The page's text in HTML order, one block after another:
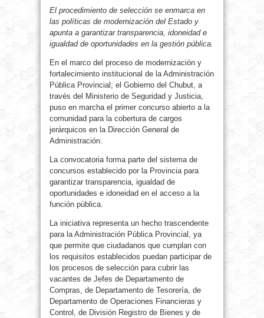
El procedimiento de selección se enmarca en
las políticas de modernización del Estado y
apunta a garantizar transparencia, idoneidad e
igualdad de oportunidades en la gestión pública.
En el marco del proceso de modernización y
fortalecimiento institucional de la Administración
Pública Provincial; el Gobierno del Chubut, a
través del Ministerio de Seguridad y Justicia,
puso en marcha el primer concurso abierto a la
comunidad para la cobertura de cargos
jerárquicos en la Dirección General de
Administración.
La convocatoria forma parte del sistema de
concursos establecido por la Provincia para
garantizar transparencia, igualdad de
oportunidades e idoneidad en el acceso a la
función pública.
La iniciativa representa un hecho trascendente
para la Administración Pública Provincial, ya
que permite que ciudadanos que cumplan con
los requisitos establecidos puedan participar de
los procesos de selección para cubrir las
vacantes de Jefes de Departamento de
Compras, de Departamento de Tesorería, de
Departamento de Operaciones Financieras y
Control, de División Registro de Bienes y de